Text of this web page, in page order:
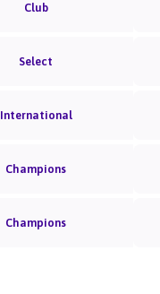
Club
Select
International
Champions
Champions